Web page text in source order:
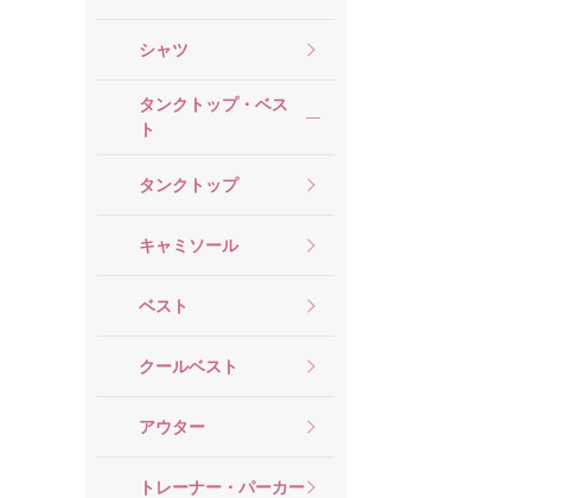
シャツ
タンクトップ・ベス
ト
タンクトップ
キャミソール
ベスト
クールベスト
アウター
トレーナー・パーカー